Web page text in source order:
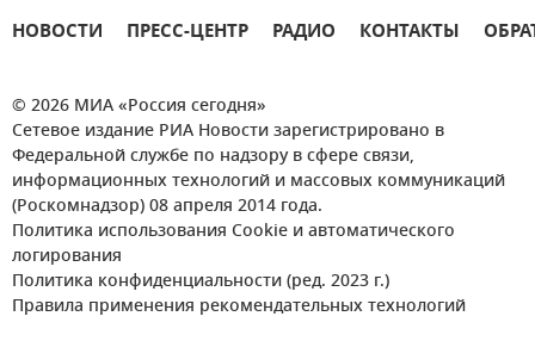
НОВОСТИ ПРЕСС-ЦЕНТР РАДИО КОНТАКТЫ
© 2026 МИА «Россия сегодня»
Сетевое издание РИА Новости зарегистрировано в
Федеральной службе по надзору в сфере связи,
информационных технологий и массовых коммуникаций
(Роскомнадзор) 08 апреля 2014 года.
Политика использования Cookie и автоматического
логирования
Политика конфиденциальности (ред. 2023 г.)
Правила применения рекомендательных технологий